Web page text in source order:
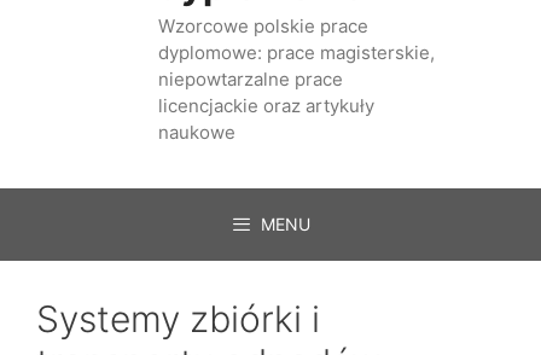
Wzorcowe polskie prace
dyplomowe: prace magisterskie,
niepowtarzalne prace
licencjackie oraz artykuły
naukowe
MENU
Systemy zbiórki i